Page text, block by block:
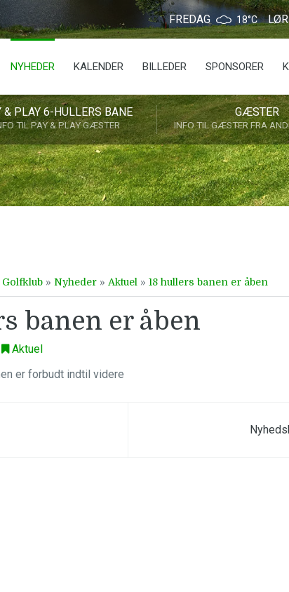
FREDAG 18°C
NYHEDER KALENDER BILLEDER SPONSORER
& PLAY 6-HULLERS BANE
TIL PAY & PLAY GÆSTER
GÆSTER
INFO TIL GÆSTER FRA
» Nyheder» Aktuel » 18 hullers banen er åben
banen er åben
Aktuel
er forbudt indtil videre